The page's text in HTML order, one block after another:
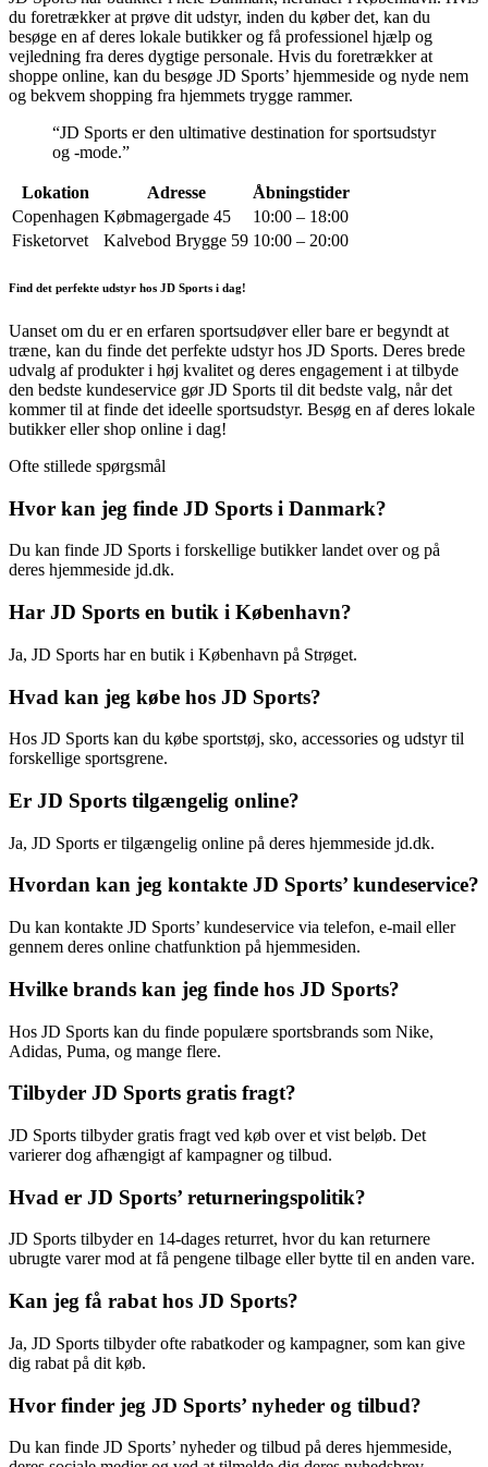
du foretrækker at prøve dit udstyr, inden du køber det, kan du
besøge en af deres lokale butikker og få professionel hjælp og
vejledning fra deres dygtige personale. Hvis du foretrækker at
shoppe online, kan du besøge JD Sports’ hjemmeside og nyde nem
og bekvem shopping fra hjemmets trygge rammer.
“JD Sports er den ultimative destination for sportsudstyr
og -mode.”
Lokation Adresse
Åbningstider
Copenhagen Købmagergade 45
10:00 – 18:00
Fisketorvet
Kalvebod Brygge 59 10:00 – 20:00
Find det perfekte udstyr hos JD Sports i dag!
Uanset om du er en erfaren sportsudøver eller bare er begyndt at
træne, kan du finde det perfekte udstyr hos JD Sports. Deres brede
udvalg af produkter i høj kvalitet og deres engagement i at tilbyde
den bedste kundeservice gør JD Sports til dit bedste valg, når det
kommer til at finde det ideelle sportsudstyr. Besøg en af deres lokale
butikker eller shop online i dag!
Ofte stillede spørgsmål
Hvor kan jeg finde JD Sports i Danmark?
Du kan finde JD Sports i forskellige butikker landet over og på
deres hjemmeside jd.dk.
Har JD Sports en butik i København?
Ja, JD Sports har en butik i København på Strøget.
Hvad kan jeg købe hos JD Sports?
Hos JD Sports kan du købe sportstøj, sko, accessories og udstyr til
forskellige sportsgrene.
Er JD Sports tilgængelig online?
Ja, JD Sports er tilgængelig online på deres hjemmeside jd.dk.
Hvordan kan jeg kontakte JD Sports’ kundeservice?
Du kan kontakte JD Sports’ kundeservice via telefon, e-mail eller
gennem deres online chatfunktion på hjemmesiden.
Hvilke brands kan jeg finde hos JD Sports?
Hos JD Sports kan du finde populære sportsbrands som Nike,
Adidas, Puma, og mange flere.
Tilbyder JD Sports gratis fragt?
JD Sports tilbyder gratis fragt ved køb over et vist beløb. Det
varierer dog afhængigt af kampagner og tilbud.
Hvad er JD Sports’ returneringspolitik?
JD Sports tilbyder en 14-dages returret, hvor du kan returnere
ubrugte varer mod at få pengene tilbage eller bytte til en anden vare.
Kan jeg få rabat hos JD Sports?
Ja, JD Sports tilbyder ofte rabatkoder og kampagner, som kan give
dig rabat på dit køb.
Hvor finder jeg JD Sports’ nyheder og tilbud?
Du kan finde JD Sports’ nyheder og tilbud på deres hjemmeside,